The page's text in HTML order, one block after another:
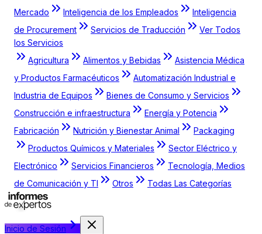
Mercado
Inteligencia de los Empleados
Inteligencia
de Procurement
Servicios de Traducción
Ver Todos
los Servicios
Agricultura
Alimentos y Bebidas
Asistencia Médica
y Productos Farmacéuticos
Automatización Industrial e
Industria de Equipos
Bienes de Consumo y Servicios
Construcción e infraestructura
Energía y Potencia
Fabricación
Nutrición y Bienestar Animal
Packaging
Productos Químicos y Materiales
Sector Eléctrico y
Electrónico
Servicios Financieros
Tecnología, Medios
de Comunicación y TI
Otros Todas Las Categorías
Inicio de Sesión